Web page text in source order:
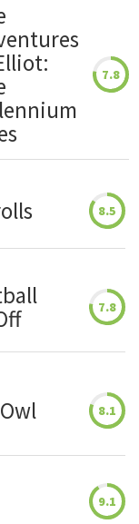
7.8
8.5
7.8
8.1
9.1